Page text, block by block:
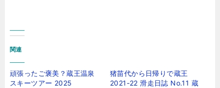
関連
頑張ったご褒美？蔵王温泉
スキーツアー 2025
猪苗代から日帰りで蔵王
2021-22 滑走日誌 No.11 蔵